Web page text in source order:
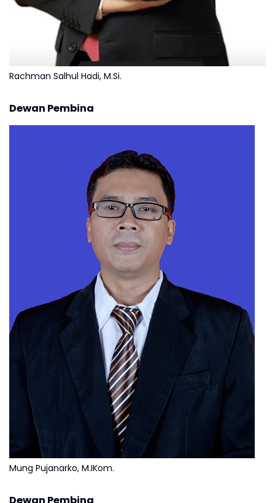
Rachman Salhul Hadi, M.Si.
Dewan Pembina
Mung Pujanarko, M.IKom.
Dewan Pembina